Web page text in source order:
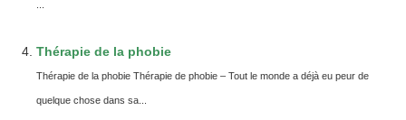
Thérapie de la phobie
Thérapie de la phobie Thérapie de phobie – Tout le monde a déjà eu peur de
quelque chose dans sa...